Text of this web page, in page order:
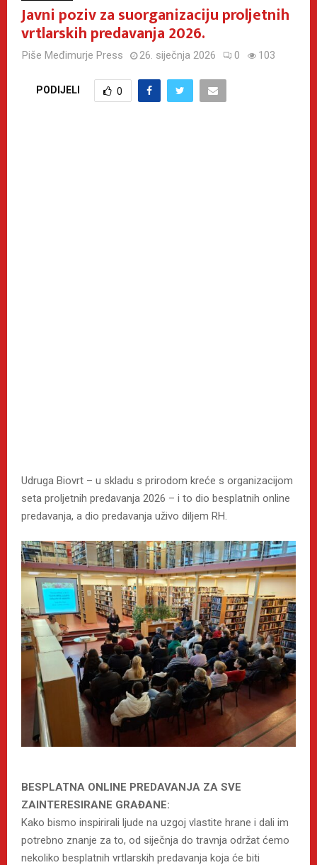
Javni poziv za suorganizaciju proljetnih
vrtlarskih predavanja 2026.
Piše Međimurje Press 26. siječnja 2026 0 103
PODIJELI 0
Udruga Biovrt – u skladu s prirodom kreće s organizacijom
seta proljetnih predavanja 2026 – i to dio besplatnih online
predavanja, a dio predavanja uživo diljem RH.
BESPLATNA ONLINE PREDAVANJA ZA SVE
ZAINTERESIRANE GRAĐANE:
Kako bismo inspirirali ljude na uzgoj vlastite hrane i dali im
potrebno znanje za to, od siječnja do travnja održat ćemo
nekoliko besplatnih vrtlarskih predavanja koja će biti